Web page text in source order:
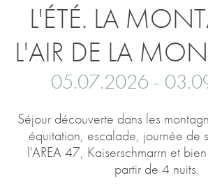
L'ÉTÉ. LA
L'AIR DE LA
05.07.2026 -
Séjour découverte dans les
équitation, escalade, journée de
l'AREA 47, Kaiserschmarrn et
partir de 4 nuits.